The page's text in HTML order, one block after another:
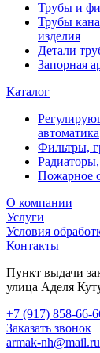
Трубы и
Трубы
изделия
Детали
Запорная
Каталог
автоматика
Фильтры,
Пожарное
О компании
Услуги
Условия
Контакты
Пункт выдачи
​улица Аделя
+7 (917) 858-66-
Заказать звонок
armak-nh@mail.ru